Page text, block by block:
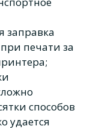
заправка
печати за
способов
удается